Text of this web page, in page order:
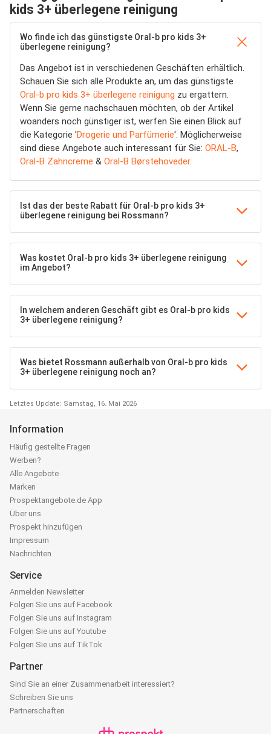
kids 3+ überlegene reinigung
Wo finde ich das günstigste Oral-b pro kids 3+
überlegene reinigung?
Das Angebot ist in verschiedenen Geschäften erhältlich.
Schauen Sie sich alle Produkte an, um das günstigste
Oral-b pro kids 3+ überlegene reinigung zu ergattern.
Wenn Sie gerne nachschauen möchten, ob der Artikel
woanders noch günstiger ist, werfen Sie einen Blick auf
die Kategorie 'Drogerie und Parfümerie'. Möglicherweise
sind diese Angebote auch interessant für Sie: ORAL-B,
Oral-B Zahncreme & Oral-B Børstehoveder.
Ist das der beste Rabatt für Oral-b pro kids 3+
überlegene reinigung bei Rossmann?
Was kostet Oral-b pro kids 3+ überlegene reinigung
im Angebot?
In welchem anderen Geschäft gibt es Oral-b pro kids
3+ überlegene reinigung?
Was bietet Rossmann außerhalb von Oral-b pro kids
3+ überlegene reinigung noch an?
Letztes Update: Samstag, 16. Mai 2026
Information
Häufig gestellte Fragen
Werben?
Alle Angebote
Marken
Prospektangebote.de App
Über uns
Prospekt hinzufügen
Impressum
Nachrichten
Service
Anmelden Newsletter
Folgen Sie uns auf Facebook
Folgen Sie uns auf Instagram
Folgen Sie uns auf Youtube
Folgen Sie uns auf TikTok
Partner
Sind Sie an einer Zusammenarbeit interessiert?
Schreiben Sie uns
Partnerschaften